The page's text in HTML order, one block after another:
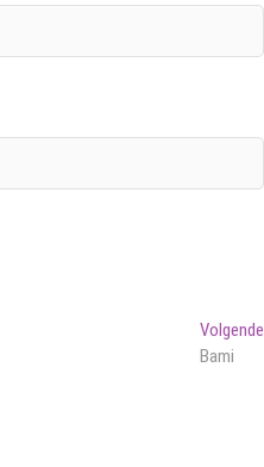
Volgende
Bami